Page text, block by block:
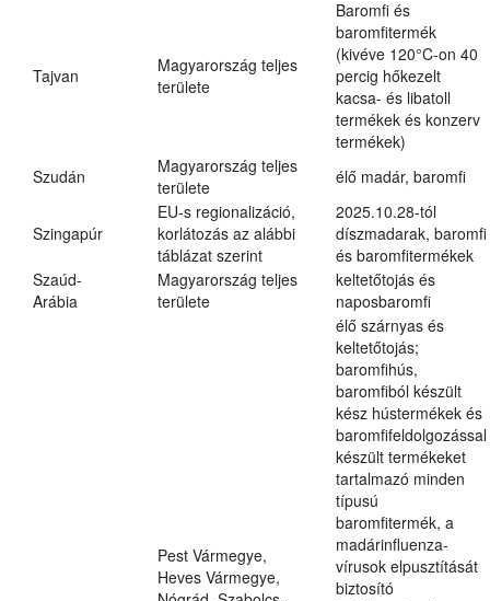
Tajvan
Magyarország teljes
területe
Baromfi és
baromfitermék
(kivéve 120°C-on 40
percig hőkezelt
kacsa- és libatoll
termékek és konzerv
termékek)
Szudán
Magyarország teljes
területe
élő madár, baromfi
Szingapúr
EU-s regionalizáció,
korlátozás az alábbi
táblázat szerint
2025.10.28-tól
díszmadarak, baromfi
és baromfitermékek
Szaúd-
Arábia
Magyarország teljes
területe
keltetőtojás és
naposbaromfi
Pest Vármegye,
Heves Vármegye,
élő szárnyas és
keltetőtojás;
baromfihús,
baromfiból készült
kész hústermékek és
baromfifeldolgozással
készült termékeket
tartalmazó minden
típusú
baromfitermék, a
madárinfluenza-
vírusok elpusztítását
biztosító